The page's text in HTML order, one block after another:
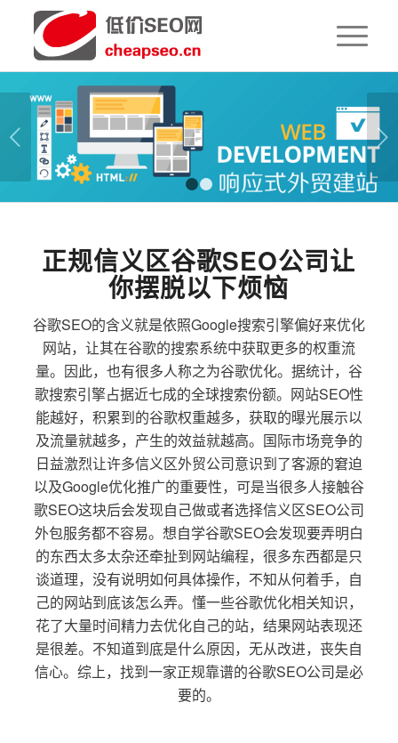
下一页
1 2
正规信义区谷歌SEO公司让
你摆脱以下烦恼
谷歌SEO的含义就是依照Google搜索引擎偏好来优化
网站，让其在谷歌的搜索系统中获取更多的权重流
量。因此，也有很多人称之为谷歌优化。据统计，谷
歌搜索引擎占据近七成的全球搜索份额。网站SEO性
能越好，积累到的谷歌权重越多，获取的曝光展示以
及流量就越多，产生的效益就越高。国际市场竞争的
日益激烈让许多信义区外贸公司意识到了客源的窘迫
以及Google优化推广的重要性，可是当很多人接触谷
歌SEO这块后会发现自己做或者选择信义区SEO公司
外包服务都不容易。想自学谷歌SEO会发现要弄明白
的东西太多太杂还牵扯到网站编程，很多东西都是只
谈道理，没有说明如何具体操作，不知从何着手，自
己的网站到底该怎么弄。懂一些谷歌优化相关知识，
花了大量时间精力去优化自己的站，结果网站表现还
是很差。不知道到底是什么原因，无从改进，丧失自
信心。综上，找到一家正规靠谱的谷歌SEO公司是必
要的。